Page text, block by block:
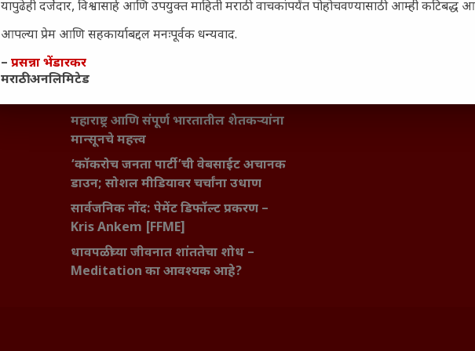
यश आणि आत्मविश्वास: स्वप्नांना वास्तवात
बदलण्याची शक्ती
महाराष्ट्रातील बदलत्या हवामानाचा शेतीवर
वाढता परिणाम: शेतकऱ्यांसमोरील नवीन
महाराष्ट्र आणि संपूर्ण भारतातील शेतकऱ्यांना
मान्सूनचे महत्त्व
‘कॉकरोच जनता पार्टी’ची वेबसाईट अचानक
डाउन; सोशल मीडियावर चर्चांना उधाण
सार्वजनिक नोंद: पेमेंट डिफॉल्ट प्रकरण –
Kris Ankem [FFME]
धावपळीच्या जीवनात शांततेचा शोध –
Meditation का आवश्यक आहे?
यापुढेही दर्जेदार, विश्वासार्ह आणि उपयुक्त माहिती मराठी वाचकांपर्यंत पोहोचवण्यासाठी आम्ही कटिबद्ध
आपल्या प्रेम आणि सहकार्याबद्दल मनःपूर्वक धन्यवाद.
– प्रसन्ना भेंडारकर
मराठी अनलिमिटेड